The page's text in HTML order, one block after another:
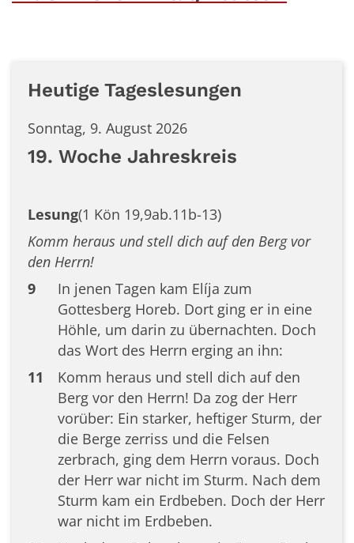
Heutige Tageslesungen
Sonntag, 9. August 2026
19. Woche Jahreskreis
Lesung(1 Kön 19,9ab.11b-13)
Komm heraus und stell dich auf den Berg vor
den Herrn!
9
In jenen Tagen kam Elíja zum
Gottesberg Horeb. Dort ging er in eine
Höhle, um darin zu übernachten. Doch
das Wort des Herrn erging an ihn:
11
Komm heraus und stell dich auf den
Berg vor den Herrn! Da zog der Herr
vorüber: Ein starker, heftiger Sturm, der
die Berge zerriss und die Felsen
zerbrach, ging dem Herrn voraus. Doch
der Herr war nicht im Sturm. Nach dem
Sturm kam ein Erdbeben. Doch der Herr
war nicht im Erdbeben.